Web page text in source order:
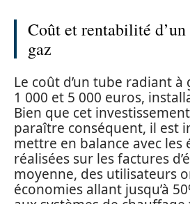
Coût et rentabilité
gaz
Le coût d’un tube radiant à
1 000 et 5 000 euros,
Bien que cet
paraître conséquent, il est
mettre en balance avec les
réalisées sur les factures
moyenne, des utilisateurs
économies allant jusqu’à